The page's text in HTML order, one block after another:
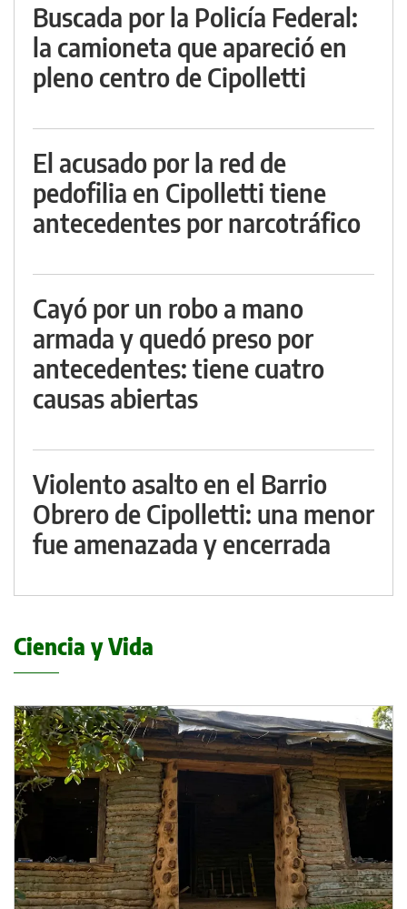
Buscada por la Policía Federal:
la camioneta que apareció en
pleno centro de Cipolletti
El acusado por la red de
pedofilia en Cipolletti tiene
antecedentes por narcotráfico
Cayó por un robo a mano
armada y quedó preso por
antecedentes: tiene cuatro
causas abiertas
Violento asalto en el Barrio
Obrero de Cipolletti: una menor
fue amenazada y encerrada
Ciencia y Vida